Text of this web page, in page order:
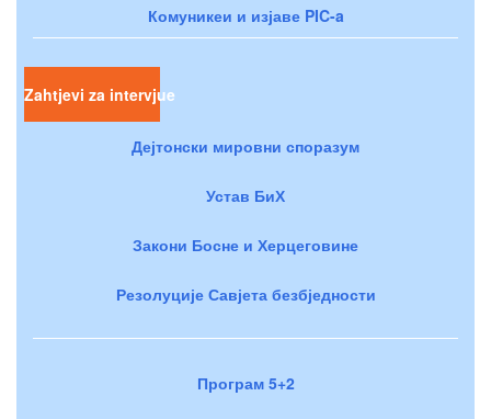
Комуникеи и изјаве PIC-a
Zahtjevi za intervjue
Дејтонски мировни споразум
Устав БиХ
Закони Босне и Херцеговине
Резолуције Савјета безбједности
Програм 5+2